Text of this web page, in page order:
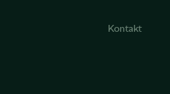
Kontakt